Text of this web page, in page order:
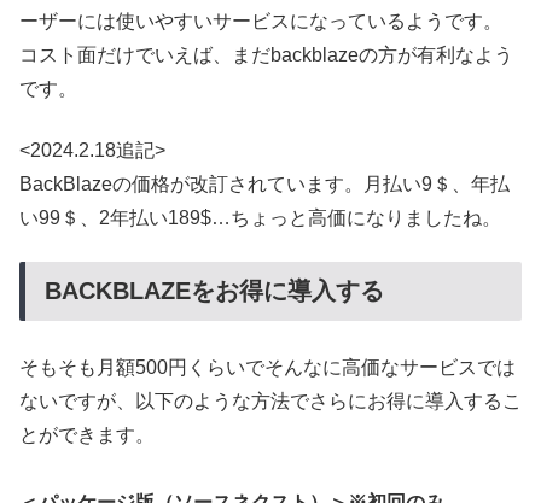
ーザーには使いやすいサービスになっているようです。
コスト面だけでいえば、まだbackblazeの方が有利なよう
です。
<2024.2.18追記>
BackBlazeの価格が改訂されています。月払い9＄、年払
い99＄、2年払い189$…ちょっと高価になりましたね。
BACKBLAZEをお得に導入する
そもそも月額500円くらいでそんなに高価なサービスでは
ないですが、以下のような方法でさらにお得に導入するこ
とができます。